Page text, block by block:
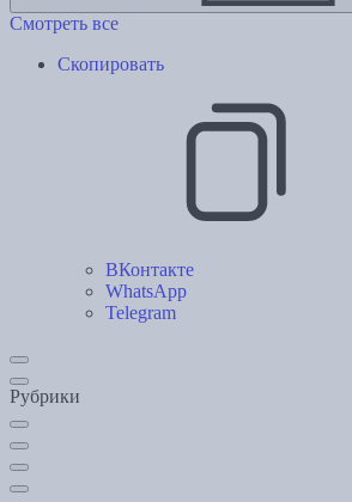
Смотреть все
Скопировать
ВКонтакте
WhatsApp
Telegram
Рубрики